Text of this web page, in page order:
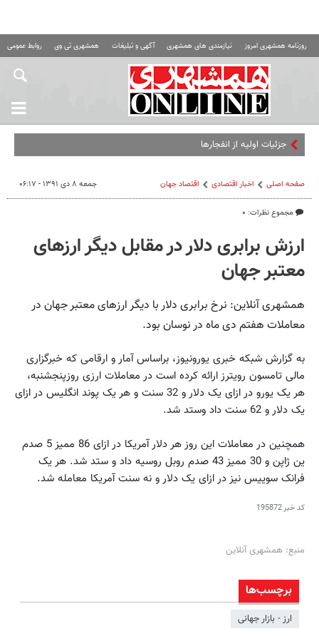
روزنامه همشهری امروز نیازمندی های همشهری آگهی و تبلیغات همشهری تی وی روابط عمومی
جزئیات اولیه از انفجارهای قشم
صفحه اصلی اخبار اقتصادی اقتصاد‌ جهان
مجموع نظرات: ۰
جمعه ۸ دی ۱۳۹۱ - ۰۶:۱۷
ارزش برابری دلار در مقابل دیگر ارزهای
معتبر جهان
همشهری آنلاین: نرخ برابری دلار با دیگر ارزهای معتبر جهان در
معاملات هفتم دی ماه در نوسان بود.
به گزارش شبکه خبری یورونیوز، براساس آمار و ارقامی که خبرگزاری
مالی تامسون رویترز ارائه کرده است در معاملات ارزی روزپنجشنبه،
هر یک یورو در ازای یک دلار و 32 سنت و هر یک پوند انگلیس در ازای
یک دلار و 62 سنت داد وستد شد.
همچنین در معاملات این روز هر دلار آمریکا در ازای 86 ممیز 5 صدم
ین ژاپن و 30 ممیز 43 صدم روبل روسیه داد و ستد شد. هر یک
فرانک سوییس نیز در ازای یک دلار و نه سنت آمریکا معامله شد.
کد خبر195872
منبع: همشهری آنلاین
برچسب‌ها
ارز - بازار جهانی